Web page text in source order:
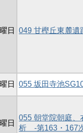
日 049 甘樫丘東麓遺
日 055 坂田寺池
日
055 朝堂院朝庭、
析 -第163・167